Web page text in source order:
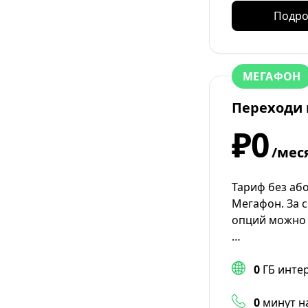
МЕГАФОН
Переходи
₽0/
Тариф без
Мегафон. За
опций можно
…
0 ГБ
0 минут